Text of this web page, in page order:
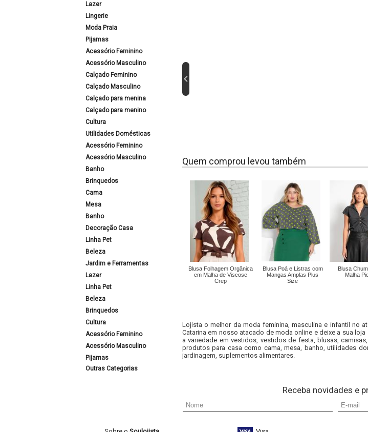
Lazer
Lingerie
Moda Praia
Pijamas
Acessório Feminino
Acessório Masculino
Calçado Feminino
Calçado Masculino
Calçado para menina
Calçado para menino
Cultura
Utilidades Domésticas
Acessório Feminino
Acessório Masculino
Banho
Brinquedos
Cama
Mesa
Banho
Decoração Casa
Linha Pet
Beleza
Jardim e Ferramentas
Lazer
Linha Pet
Beleza
Brinquedos
Cultura
Acessório Feminino
Acessório Masculino
Pijamas
Outras Categorias
Quem comprou levou também
Blusa Folhagem Orgânica
em Malha de Viscose
Crep
Blusa Poá e Listras com
Mangas Amplas Plus
Size
Blusa
Malha
Lojista o melhor da moda feminina, masculina e infantil no
Catarina em nosso atacado de moda online e deixe a sua
a variedade em vestidos, vestidos de festa, blusas,
produtos para casa como cama, mesa, banho, utilidades
jardinagem, suplementos alimentares.
Receba novidades e